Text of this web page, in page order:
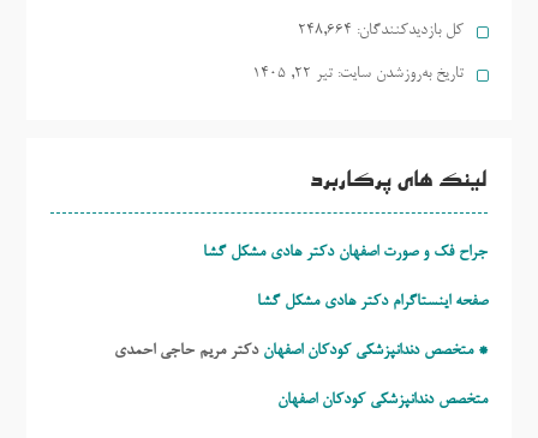
کل بازدیدکنند‌گان: 248,664
تاریخ به‌روزشدن سایت: تیر ۲۲, ۱۴۰۵
لینک های پرکاربرد
جراح فک و صورت اصفهان دکتر هادی مشکل گشا
صفحه اینستاگرام دکتر هادی مشکل گشا
* متخصص دندانپزشکی کودکان اصفهان دکتر مریم حاجی احمدی
متخصص دندانپزشکی کودکان اصفهان